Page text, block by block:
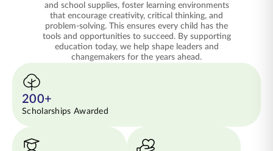
and school supplies, foster learning environments
that encourage creativity, critical thinking, and
problem-solving. This ensures every child has the
tools and opportunities to succeed. By supporting
education today, we help shape leaders and
changemakers for the years ahead.
200+
Scholarships Awarded